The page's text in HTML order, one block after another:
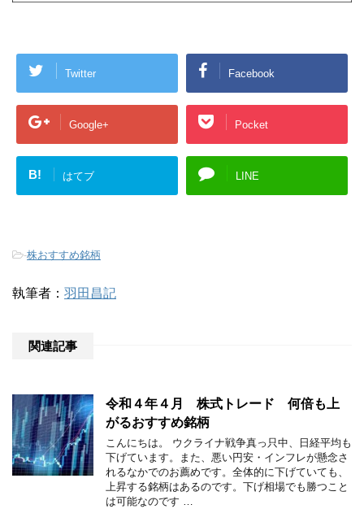
Twitter Facebook
Google+ Pocket
B! はてブ LINE
-株おすすめ銘柄
執筆者： 羽田昌記
関連記事
令和４年４月 株式トレード 何倍も上
がるおすすめ銘柄
こんにちは。 ウクライナ戦争真っ只中、日経平均も
下げています。また、悪い円安・インフレが懸念さ
れるなかでのお薦めです。全体的に下げていても、
上昇する銘柄はあるのです。下げ相場でも勝つこと
は可能なのです …